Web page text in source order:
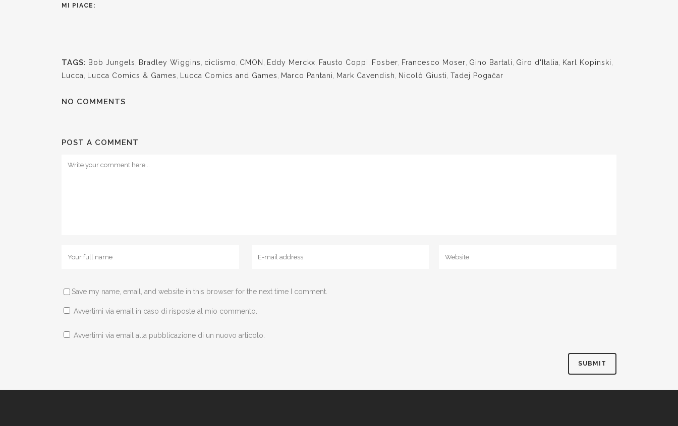
MI PIACE:
TAGS: Bob Jungels Bradley Wiggins ciclismo CMON Eddy Merckx Fausto Coppi Fosber Francesco Moser Gino Bartali Giro d'Italia Karl Kopinski
Lucca
Lucca Comics & Games Lucca Comics and Games Marco Pantani Mark Cavendish Nicolò Giusti Tadej Pogačar
NO COMMENTS
POST A COMMENT
Save my name, email, and website in this browser for the next time I comment.
Avvertimi via email in caso di risposte al mio commento.
Avvertimi via email alla pubblicazione di un nuovo articolo.